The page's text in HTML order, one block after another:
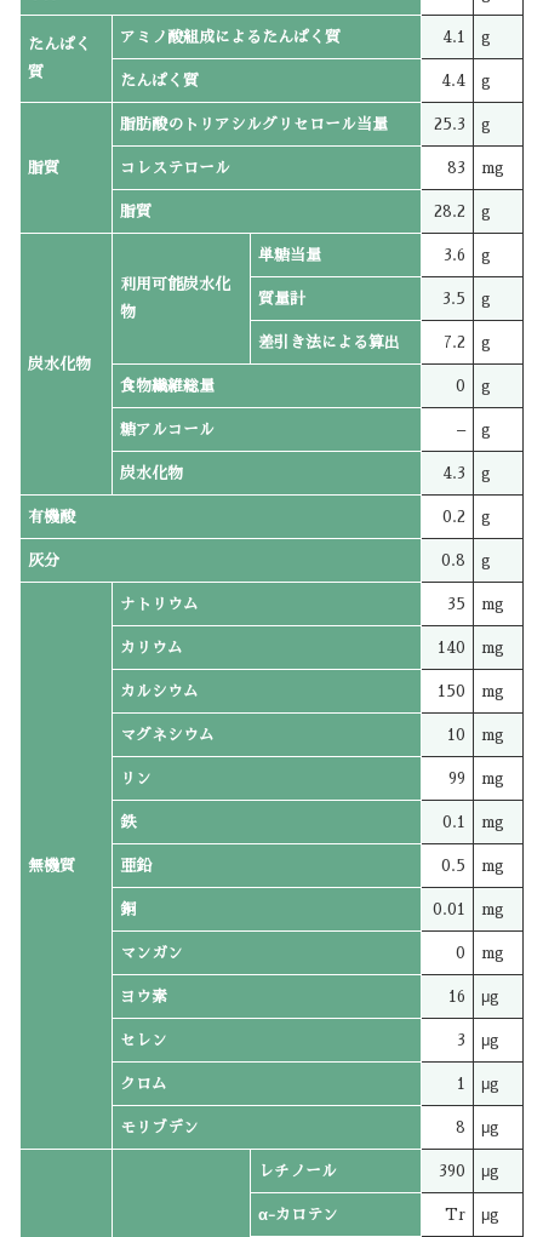
たんぱく
質
アミノ酸組成によるたんぱく質 4.1 g
たんぱく質 4.4 g
脂質
脂肪酸のトリアシルグリセロール当量 25.3 g
コレステロール 83 mg
脂質 28.2 g
炭水化物
利用可能炭水化
物
単糖当量 3.6 g
質量計 3.5 g
差引き法による算出 7.2 g
食物繊維総量 0 g
糖アルコール – g
炭水化物 4.3 g
有機酸 0.2 g
灰分 0.8 g
無機質
ナトリウム 35 mg
カリウム 140 mg
カルシウム 150 mg
マグネシウム 10 mg
リン 99 mg
鉄 0.1 mg
亜鉛 0.5 mg
銅 0.01 mg
マンガン 0 mg
ヨウ素 16 μg
セレン 3 μg
クロム 1 μg
モリブデン 8 μg
レチノール 390 μg
α-カロテン Tr μg